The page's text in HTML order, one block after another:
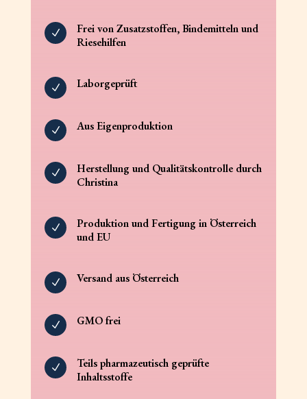
N
Frei von Zusatzstoffen, Bindemitteln und
Riesehilfen
N Laborgeprüft
N Aus Eigenproduktion
N
Herstellung und Qualitätskontrolle durch
Christina
N
Produktion und Fertigung in Österreich
und EU
N Versand aus Österreich
N GMO frei
N
Teils pharmazeutisch geprüfte
Inhaltsstoffe